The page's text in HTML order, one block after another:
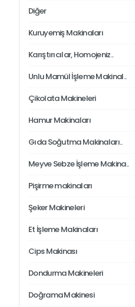
Diğer
Kuruyemiş Makinaları
Karıştırıcılar, Homojeniz..
Unlu Mamül İşleme Makinal..
Çikolata Makineleri
Hamur Makinaları
Gıda Soğutma Makinaları..
Meyve Sebze İşleme Makina..
Pişirme makinaları
Şeker Makineleri
Et İşleme Makinaları
Cips Makinası
Dondurma Makineleri
Doğrama Makinesi